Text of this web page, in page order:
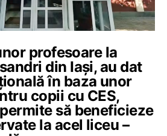
profesoare la
din Iași, au dat
în baza unor
copii cu CES,
să beneficieze
la acel liceu –